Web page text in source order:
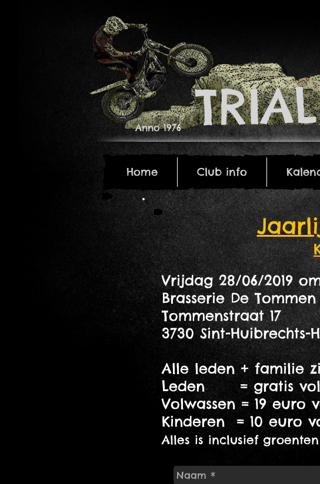
Anno 1976
Home Club info
Home Club info
Vrijdag 28/06/2019
Tommenstraat 17
3730 Sint-Huibrechts-
Alle leden + familie
Leden = gratis
Volwassen = 19 euro
Kinderen = 10 euro
Alles is inclusief